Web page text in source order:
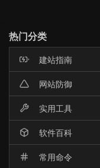
热门分类
建站指南
网站防御
实用工具
软件百科
常用命令